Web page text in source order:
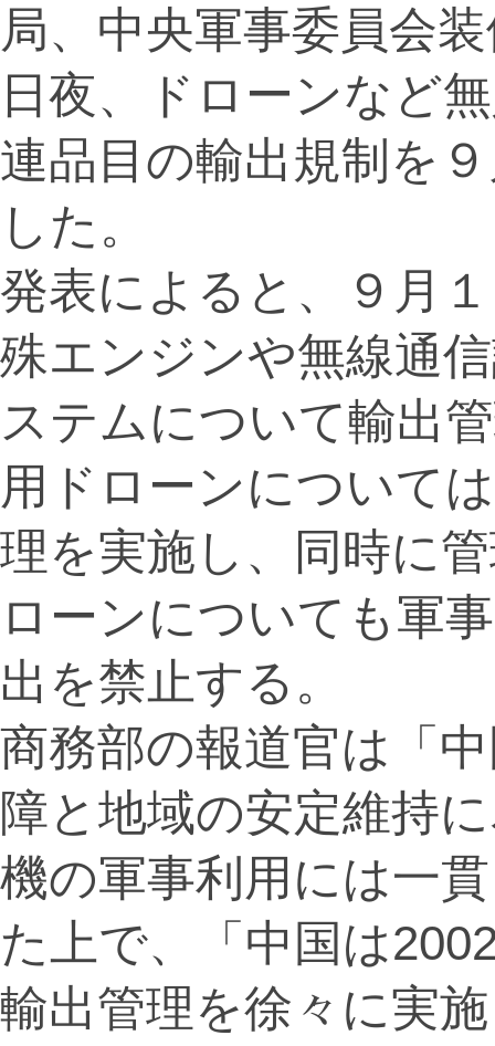
局、中央軍事委員会
日夜、ドローンなど
連品目の輸出規制を
した。
発表によると、９月
殊エンジンや無線通
ステムについて輸出
用ドローンについて
理を実施し、同時に
ローンについても軍
出を禁止する。
商務部の報道官は「
障と地域の安定維持
機の軍事利用には一
た上で、「中国は
輸出管理を徐々に実